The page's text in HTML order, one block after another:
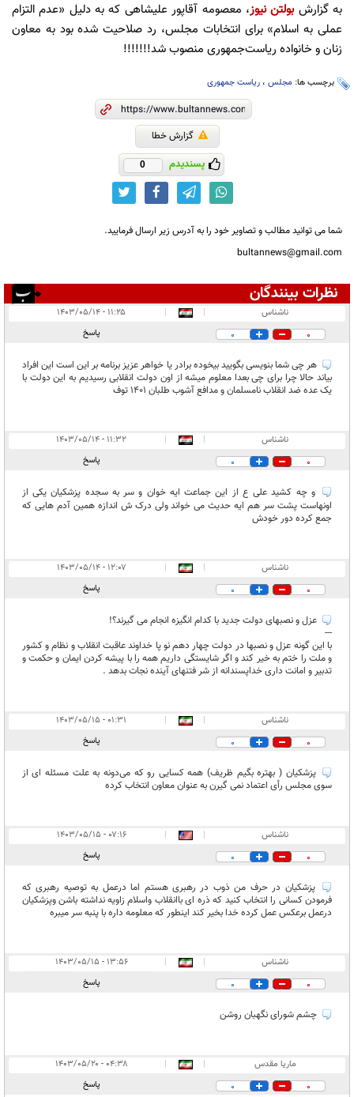
به گزارشبولتن نیوز، معصومه آقاپور علیشاهی که به دلیل «عدم التزام
عملی به اسلام» برای انتخابات مجلس، رد صلاحیت شده بود به معاون
زنان و خانواده ریاست‌جمهوری منصوب شد!!!!!!!
برچسب ها: مجلس ، ریاست جمهوری
گزارش خطا
پسندیدم 0
شما می توانید مطالب و تصاویر خود را به آدرس زیر ارسال فرمایید.
bultannews@gmail.com
نظرات بینندگان
در انتظار بررسی:
ناشناس |
|
۱۱:۲۵ - ۱۴۰۳/۰۵/۱۴
0
0 پاسخ
هر چی شما بنویسی بگویید بیخوده برادر یا خواهر عزیز برنامه بر این است این افراد
بیاند حالا چرا برای چی بعدا معلوم میشه از اون دولت انقلابی رسیدیم به این دولت با
یک عده ضد انقلاب نامسلمان و مدافع آشوب طلبان ۱۴۰۱ توف
ناشناس |
|
۱۱:۳۲ - ۱۴۰۳/۰۵/۱۴
0
0 پاسخ
و چه کشید علی ع از این جماعت ایه خوان و سر به سجده پزشکیان یکی از
اونهاست پشت سر هم ایه حدیث می خواند ولی درک ش اندازه همین آدم هایی که
جمع کرده دور خودش
ناشناس |
|
۱۲:۰۷ - ۱۴۰۳/۰۵/۱۴
0
0 پاسخ
عزل و نصبهای دولت جدید با کدام انگیزه انجام می گیرند؟!
---
با این گونه عزل و نصبها در دولت چهار دهم نو پا خداوند عاقبت انقلاب و نظام و کشور
و ملت را ختم به خیر کند و اگر شایستگی داریم همه را با پیشه کردن ایمان و حکمت و
تدبیر و امانت داری خداپسندانه از شر فتنهای آینده نجات بدهد .
ناشناس |
|
۰۱:۳۱ - ۱۴۰۳/۰۵/۱۵
0
0 پاسخ
پزشکیان ( بهتره بگیم ظریف) همه کسایی رو که می‌دونه به علت مسئله ای از
سوی مجلس رأی اعتماد نمی گیرن به عنوان معاون انتخاب کرده
ناشناس |
|
۰۷:۱۶ - ۱۴۰۳/۰۵/۱۵
0
0 پاسخ
پزشکیان در حرف من ذوب در رهبری هستم اما درعمل به توصیه رهبری که
فرمودن کسانی را انتخاب کنید که ذره ای باانقلاب واسلام زاویه نداشته باشن وپزشکیان
درعمل برعکس عمل کرده خدا بخیر کند اینطور که معلومه داره با پنبه سر میبره
ناشناس |
|
۱۳:۵۶ - ۱۴۰۳/۰۵/۱۵
0
0 پاسخ
چشم شورای نگهبان روشن
ماریا مقدس |
|
۰۴:۳۸ - ۱۴۰۳/۰۵/۲۰
0
0 پاسخ